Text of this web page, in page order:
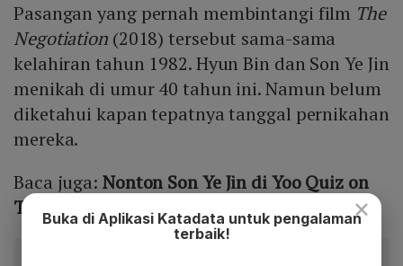
Pasangan yang pernah membintangi film The
Negotiation (2018) tersebut sama-sama
kelahiran tahun 1982. Hyun Bin dan Son Ye Jin
menikah di umur 40 tahun ini. Namun belum
diketahui kapan tepatnya tanggal pernikahan
mereka.
Baca juga: Nonton Son Ye Jin di Yoo Quiz on
The Block, Hyun Bin Cinta Pertama?
×
Buka di Aplikasi Katadata untuk pengalaman
terbaik!